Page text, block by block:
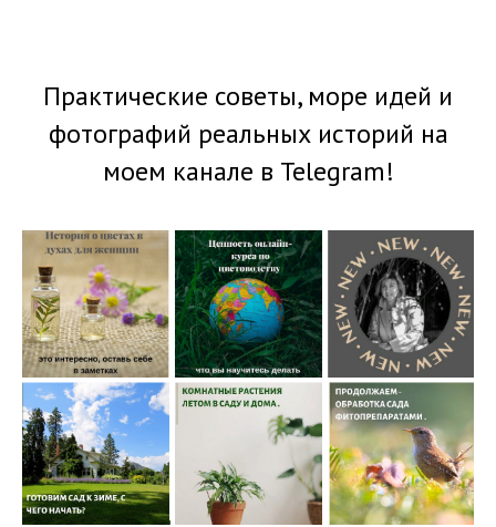
Практические советы, море идей и
фотографий реальных историй на
моем канале в Telegram!